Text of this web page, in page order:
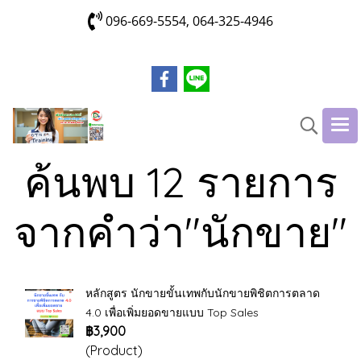
096-669-5554, 064-325-4946
ค้นพบ 12 รายการ
จากคำว่า"นักขาย"
หลักสูตร นักขายขั้นเทพกับนักขายพิชิตการตลาด
4.0 เพื่อเพิ่มยอดขายแบบ Top Sales
฿3,900
(Product)